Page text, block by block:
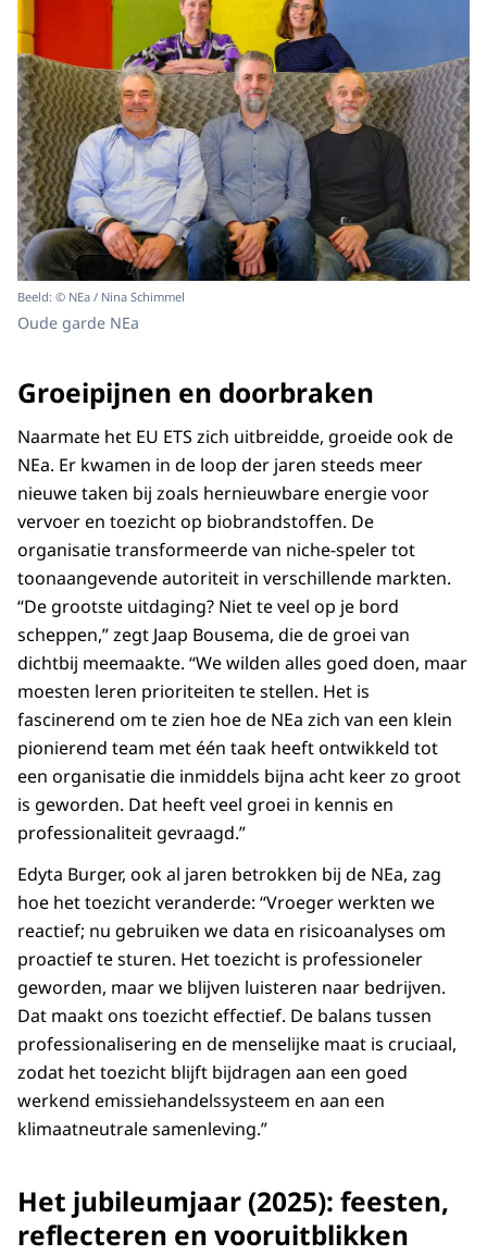
Beeld: © NEa / Nina Schimmel
Oude garde NEa
Groeipijnen en doorbraken
Naarmate het EU ETS zich uitbreidde, groeide ook de
NEa. Er kwamen in de loop der jaren steeds meer
nieuwe taken bij zoals hernieuwbare energie voor
vervoer en toezicht op biobrandstoffen. De
organisatie transformeerde van niche-speler tot
toonaangevende autoriteit in verschillende markten.
“De grootste uitdaging? Niet te veel op je bord
scheppen,” zegt Jaap Bousema, die de groei van
dichtbij meemaakte. “We wilden alles goed doen, maar
moesten leren prioriteiten te stellen. Het is
fascinerend om te zien hoe de NEa zich van een klein
pionierend team met één taak heeft ontwikkeld tot
een organisatie die inmiddels bijna acht keer zo groot
is geworden. Dat heeft veel groei in kennis en
professionaliteit gevraagd.”
Edyta Burger, ook al jaren betrokken bij de NEa, zag
hoe het toezicht veranderde: “Vroeger werkten we
reactief; nu gebruiken we data en risicoanalyses om
proactief te sturen. Het toezicht is professioneler
geworden, maar we blijven luisteren naar bedrijven.
Dat maakt ons toezicht effectief. De balans tussen
professionalisering en de menselijke maat is cruciaal,
zodat het toezicht blijft bijdragen aan een goed
werkend emissiehandelssysteem en aan een
klimaatneutrale samenleving.”
Het jubileumjaar (2025): feesten,
reflecteren en vooruitblikken